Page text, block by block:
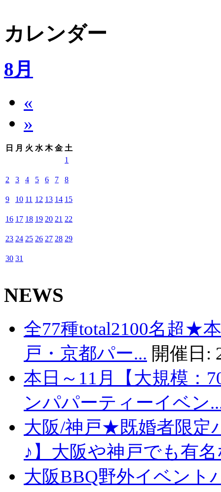
カレンダー
8月
«
»
日 月 火 水 木 金 土
1
2 3 4 5 6 7 8
9 10 11 12 13 14 15
16 17 18 19 20 21 22
23 24 25 26 27 28 29
30 31
NEWS
全77種total2100名超★
戸・京都パー... 開催日:
本日～11月【大規模：
ンパパーティーイベン
大阪/神戸★既婚者限定
♪】大阪や神戸でも有
大阪BBQ野外イベント